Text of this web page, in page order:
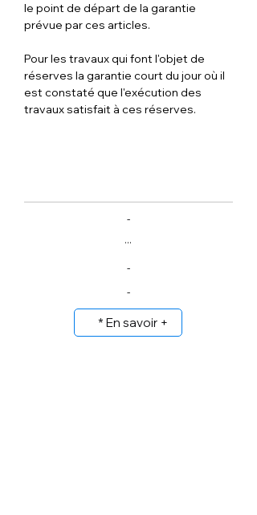
le point de départ de la garantie
prévue par ces articles.
Pour les travaux qui font l'objet de
réserves la garantie court du jour où il
est constaté que l'exécution des
travaux satisfait à ces réserves.
-
...
-
-
* En savoir +